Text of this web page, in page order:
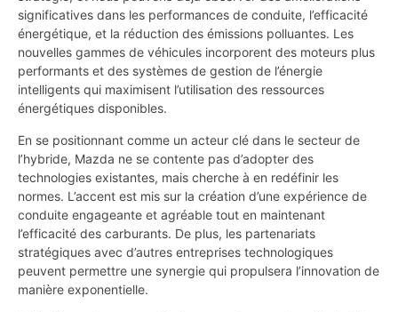
significatives dans les performances de conduite, l’efficacité
énergétique, et la réduction des émissions polluantes. Les
nouvelles gammes de véhicules incorporent des moteurs plus
performants et des systèmes de gestion de l’énergie
intelligents qui maximisent l’utilisation des ressources
énergétiques disponibles.
En se positionnant comme un acteur clé dans le secteur de
l’hybride, Mazda ne se contente pas d’adopter des
technologies existantes, mais cherche à en redéfinir les
normes. L’accent est mis sur la création d’une expérience de
conduite engageante et agréable tout en maintenant
l’efficacité des carburants. De plus, les partenariats
stratégiques avec d’autres entreprises technologiques
peuvent permettre une synergie qui propulsera l’innovation de
manière exponentielle.